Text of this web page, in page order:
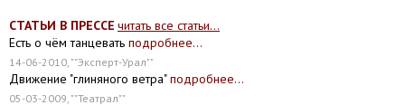
СТАТЬИ В ПРЕССЕ читать все статьи...
Есть о чём танцевать подробнее...
14-06-2010, ""Эксперт-Урал""
Движение "глиняного ветра"подробнее...
05-03-2009, ""Театрал""